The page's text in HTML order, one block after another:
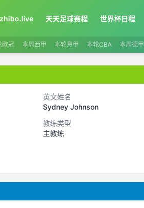
天天足球赛程 世界杯日程
欧冠 本周西甲 本轮意甲 本轮CBA 本周德甲
英文姓名
Sydney Johnson
教练类型
主教练